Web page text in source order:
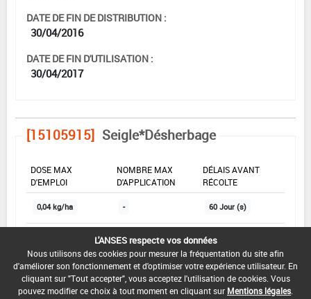
DATE DE FIN DE DISTRIBUTION :
30/04/2016
DATE DE FIN D'UTILISATION :
30/04/2017
[15105915] Seigle*Désherbage
DOSE MAX
D'EMPLOI
NOMBRE MAX
D'APPLICATION
DÉLAIS AVANT
RÉCOLTE
0,04 kg/ha - 60 Jour (s)
INTERVALLE MINIMUM ENTRE APPLICATIONS :
-
DATE DE RETRAIT DE L'USAGE :
L'ANSES respecte vos données
Nous utilisons des cookies pour mesurer la fréquentation du site afin
d'améliorer son fonctionnement et d'optimiser votre expérience utilisateur. En
cliquant sur "Tout accepter", vous acceptez l'utilisation de cookies. Vous
pouvez modifier ce choix à tout moment en cliquant sur Mentions légales